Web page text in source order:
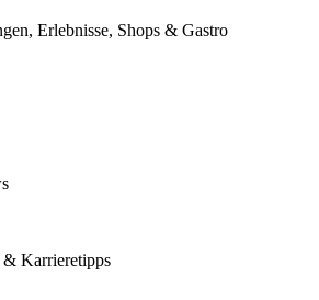
Erlebnisse, Shops & Gastro
& Karrieretipps